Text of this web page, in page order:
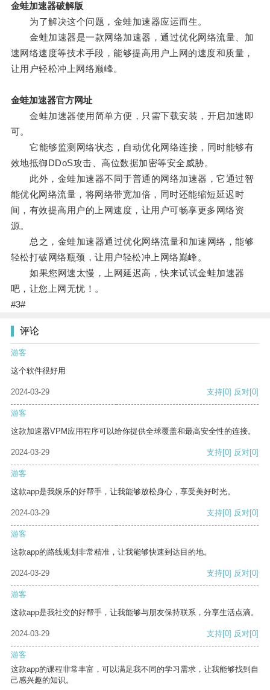
金蛙加速器破解版
为了解决这个问题，金蛙加速器应运而生。
金蛙加速器是一款网络加速器，通过优化网络流量、加
速网络速度等技术手段，能够提高用户上网的速度和质量，
让用户轻松冲上网络巅峰。
金蛙加速器官方网址
金蛙加速器使用简单方便，只需下载安装，开启加速即
可。
它能够监测网络状态，自动优化网络连接，同时能够有
效地抵御DDoS攻击、高位数据加密等安全威胁。
此外，金蛙加速器不同于普通的网络加速器，它通过智
能优化网络流量，将网络带宽加倍，同时还能缩短延迟时
间，有效提高用户的上网速度，让用户可畅享更多网络资
源。
总之，金蛙加速器通过优化网络流量和加速网络，能够
轻松打破网络瓶颈，让用户轻松冲上网络巅峰。
如果您网速太慢，上网延迟高，快来试试金蛙加速器
吧，让您上网无忧！。
#3#
评论
游客
这个软件很好用
2024-03-29 支持[0] 反对[0]
游客
这款加速器VPM应用程序可以给你提供全球覆盖和最高安全性的连接。
2024-03-29 支持[0] 反对[0]
游客
这款app是我娱乐的好帮手，让我能够放松身心，享受美好时光。
2024-03-29 支持[0] 反对[0]
游客
这款app的路线规划非常精准，让我能够快速到达目的地。
2024-03-29 支持[0] 反对[0]
游客
这款app是我社交的好帮手，让我能够与朋友保持联系，分享生活点滴。
2024-03-29 支持[0] 反对[0]
游客
这款app的课程非常丰富，可以满足我不同的学习需求，让我能够找到自
己感兴趣的知识。